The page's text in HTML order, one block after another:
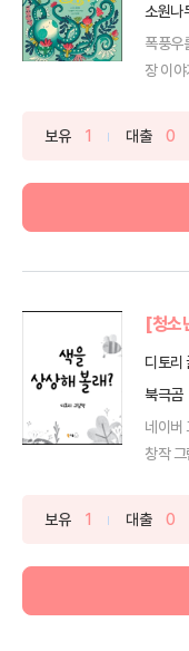
소원나
폭풍우
장 이
보유 1 대출 0
[청소
디토리
북극곰
네이버
창작 그
보유 1 대출 0